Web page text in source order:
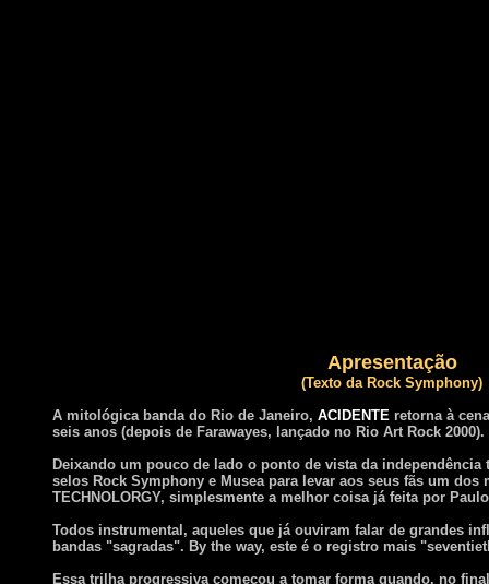
Apresentação
(Texto da Rock Symphony)
Amitológicabanda do Rio de Janeiro, ACIDENTE retorna à
seis anos (depois de Farawayes, lançado no Rio Art Rock 2000).
Deixando um pouco de lado o ponto de vista da
selos Rock Symphony e Musea para levar aos seus fãs um dos
TECHNOLORGY, simplesmente a melhor coisa já feita por
Todos instrumental, aqueles que já ouviram falar de grandes
bandas "sagradas". By the way, este é o registro mais
Essa trilha progressiva começou a tomar forma quando, no